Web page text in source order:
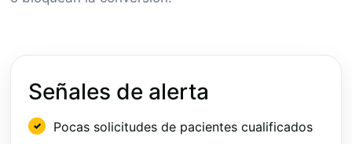
Señales de alerta
Pocas solicitudes de pacientes cualificados